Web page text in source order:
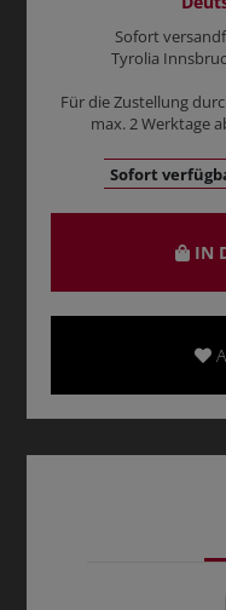
Sofort
Tyrolia
Für die Zustellung
max. 2 Werktage
Sofort
IN